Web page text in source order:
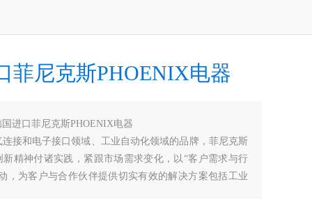
菲尼克斯PHOENIX电器
国进口菲尼克斯PHOENIX电器
接和电子接口领域、工业自动化领域的品牌，菲尼克斯
新精神付诸实践，紧跟市场需求变化，以“客户需求与行
，为客户与合作伙伴提供切实有效的解决方案包括工业